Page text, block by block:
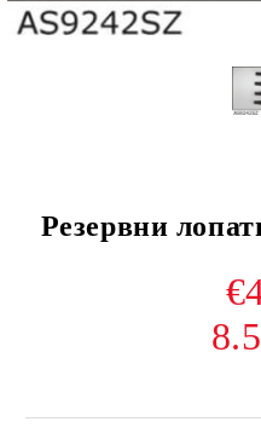
Резервни